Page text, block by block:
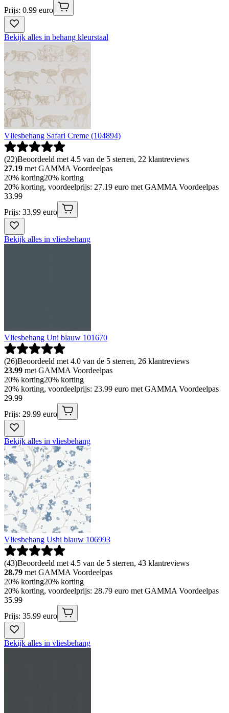
Prijs: 0.99 euro
Bekijk alles in behang kleurstaal
Vliesbehang Safari Creme (104894)
(22)Beoordeeld met 4.5 van de 5 sterren, 22 klantreviews
27.19 met GAMMA Voordeelpas
20% korting20% korting
20% korting, voordeelprijs: 27.19 euro met GAMMA Voordeelpas
33.99
Prijs: 33.99 euro
Bekijk alles in vliesbehang
Vliesbehang Uni blauw 101670
(26)Beoordeeld met 4.0 van de 5 sterren, 26 klantreviews
23.99 met GAMMA Voordeelpas
20% korting20% korting
20% korting, voordeelprijs: 23.99 euro met GAMMA Voordeelpas
29.99
Prijs: 29.99 euro
Bekijk alles in vliesbehang
Vliesbehang Ushi blauw 106993
(43)Beoordeeld met 4.5 van de 5 sterren, 43 klantreviews
28.79 met GAMMA Voordeelpas
20% korting20% korting
20% korting, voordeelprijs: 28.79 euro met GAMMA Voordeelpas
35.99
Prijs: 35.99 euro
Bekijk alles in vliesbehang